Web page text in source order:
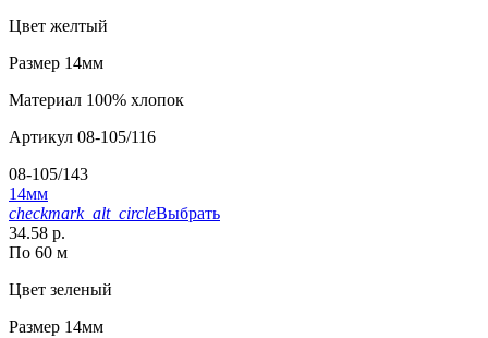
Цвет желтый
Размер 14мм
Материал 100% хлопок
Артикул 08-105/116
08-105/143
14мм
checkmark_alt_circleВыбрать
34.58 р.
По 60 м
Цвет зеленый
Размер 14мм